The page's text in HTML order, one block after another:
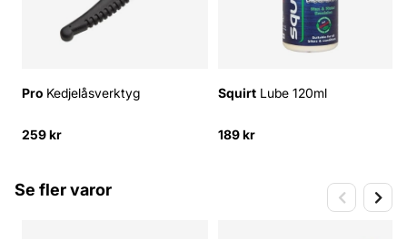
Pro Kedjelåsverktyg
259 kr
Squirt Lube 120ml
189 kr
Se fler varor